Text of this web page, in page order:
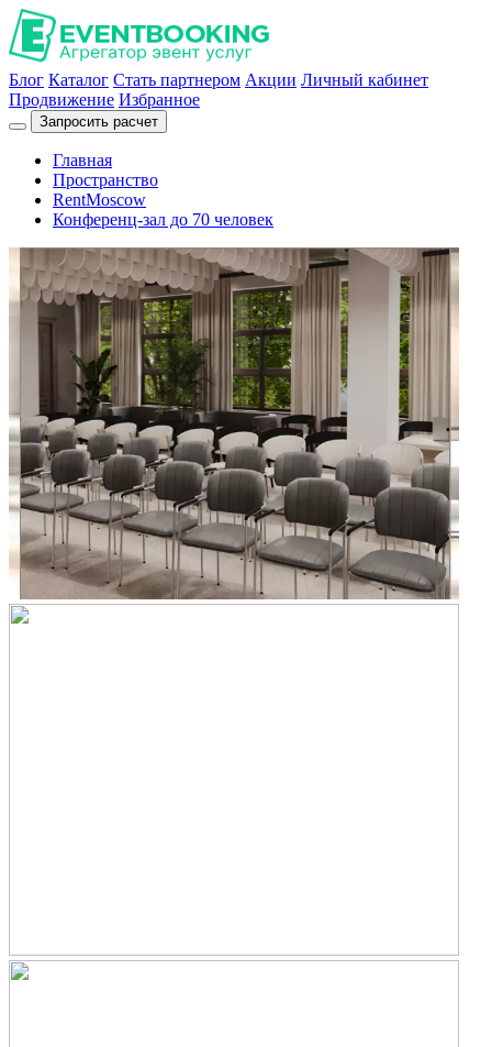
Блог Каталог Стать партнером Акции Личный кабинет
Продвижение Избранное
Запросить расчет
Главная
Пространство
RentMoscow
Конференц-зал до 70 человек